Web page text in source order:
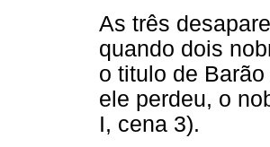
As três
quando dois
o titulo de
ele perdeu, o
I, cena 3).